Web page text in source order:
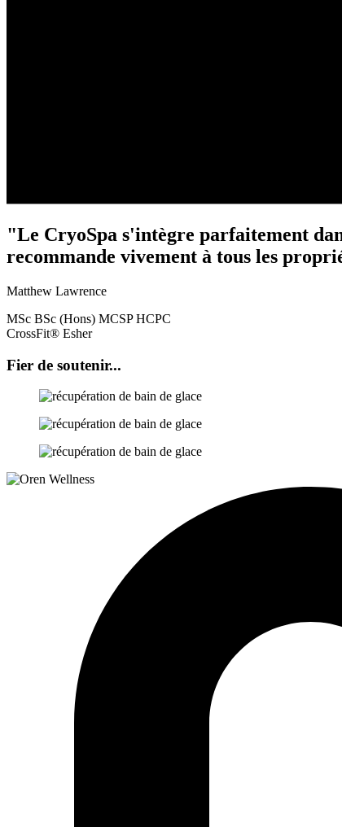
"Le CryoSpa s'intègre parfaitement
recommande vivement à tous les
Matthew Lawrence
MSc BSc (Hons) MCSP HCPC
CrossFit® Esher
Fier de soutenir...